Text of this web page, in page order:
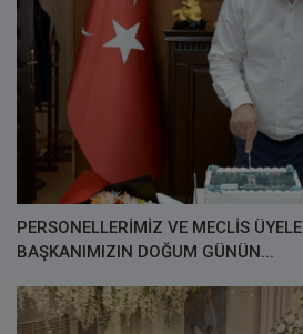
PERSONELLERİMİZ VE MECLİS
BAŞKANIMIZIN DOĞUM GÜNÜN...